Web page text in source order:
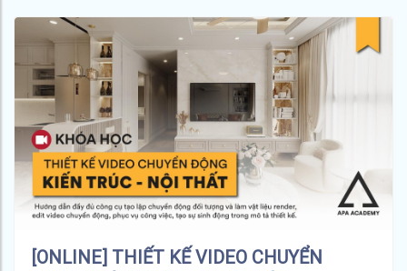
[ONLINE] THIẾT KẾ VIDEO CHUYỂN